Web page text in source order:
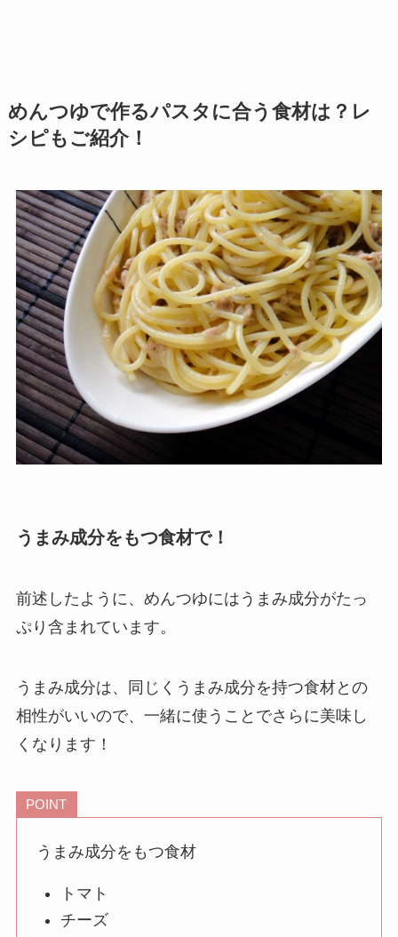
めんつゆで作るパスタに合う食材は？レ
シピもご紹介！
うまみ成分をもつ食材で！
前述したように、めんつゆにはうまみ成分がたっ
ぷり含まれています。
うまみ成分は、
同じくうまみ成分を持つ食材との
相性がいいので、一緒に使うことでさらに美味し
くなります！
POINT
うまみ成分をもつ食材
トマト
チーズ